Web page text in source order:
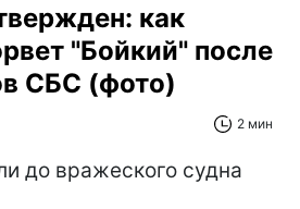
как
"Бойкий" после
СБС (фото)
2 мин
до вражеского судна